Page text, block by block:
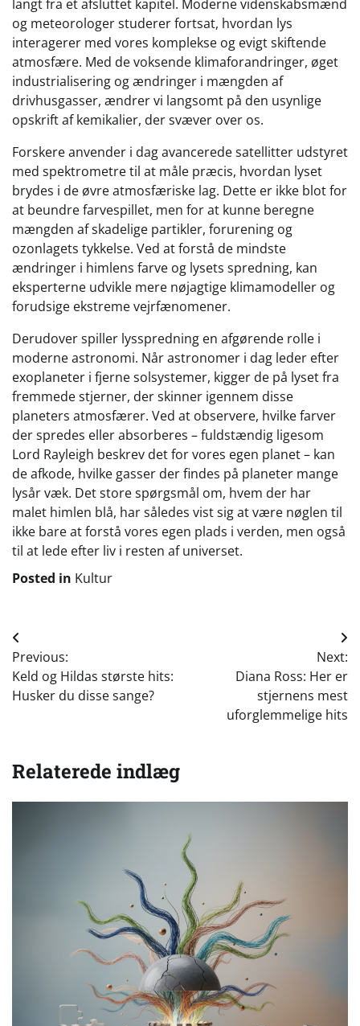
langt fra et afsluttet kapitel. Moderne videnskabsmænd
og meteorologer studerer fortsat, hvordan lys
interagerer med vores komplekse og evigt skiftende
atmosfære. Med de voksende klimaforandringer, øget
industrialisering og ændringer i mængden af
drivhusgasser, ændrer vi langsomt på den usynlige
opskrift af kemikalier, der svæver over os.
Forskere anvender i dag avancerede satellitter udstyret
med spektrometre til at måle præcis, hvordan lyset
brydes i de øvre atmosfæriske lag. Dette er ikke blot for
at beundre farvespillet, men for at kunne beregne
mængden af skadelige partikler, forurening og
ozonlagets tykkelse. Ved at forstå de mindste
ændringer i himlens farve og lysets spredning, kan
eksperterne udvikle mere nøjagtige klimamodeller og
forudsige ekstreme vejrfænomener.
Derudover spiller lysspredning en afgørende rolle i
moderne astronomi. Når astronomer i dag leder efter
exoplaneter i fjerne solsystemer, kigger de på lyset fra
fremmede stjerner, der skinner igennem disse
planeters atmosfærer. Ved at observere, hvilke farver
der spredes eller absorberes – fuldstændig ligesom
Lord Rayleigh beskrev det for vores egen planet – kan
de afkode, hvilke gasser der findes på planeter mange
lysår væk. Det store spørgsmål om, hvem der har
malet himlen blå, har således vist sig at være nøglen til
ikke bare at forstå vores egen plads i verden, men også
til at lede efter liv i resten af universet.
Posted in Kultur
Indlægsnavigation
Previous:
Keld og Hildas største hits:
Husker du disse sange?
Next:
Diana Ross: Her er
stjernens mest
uforglemmelige hits
Relaterede indlæg